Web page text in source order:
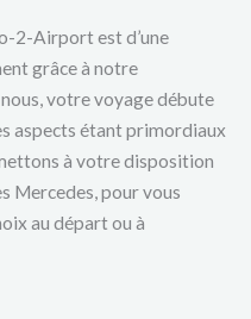
2-Airport est d’une
grâce à notre
votre voyage débute
aspects étant primordiaux
à votre disposition
Mercedes, pour vous
au départ ou à